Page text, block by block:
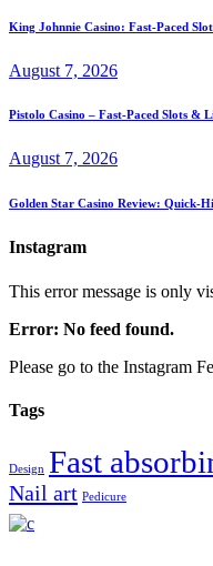
King Johnnie Casino: Fast‑Paced
August 7, 2026
Pistolo Casino – Fast‑Paced Slots &
August 7, 2026
Golden Star Casino Review:
Instagram
This error message is only
Error: No feed found.
Please go to the Instagram
Tags
Design Fast
Nail art Pedicure